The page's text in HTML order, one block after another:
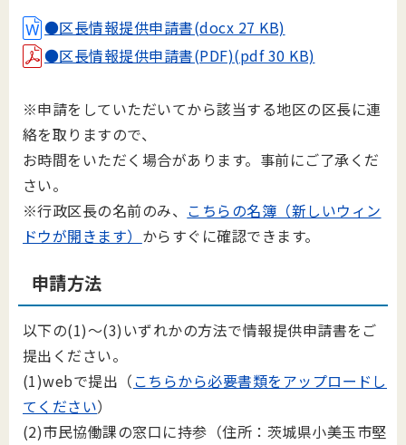
●区長情報提供申請書(docx 27 KB)
●区長情報提供申請書(PDF)(pdf 30 KB)
※申請をしていただいてから該当する地区の区長に連
絡を取りますので、
お時間をいただく場合があります。事前にご了承くだ
さい。
※行政区長の名前のみ、 こちらの名簿（新しいウィン
ドウが開きます） からすぐに確認できます。
申請方法
以下の(1)～(3)いずれかの方法で情報提供申請書をご
提出ください。
(1)webで提出（こちらから必要書類をアップロードし
てください）
(2)市民協働課の窓口に持参（住所：茨城県小美玉市堅